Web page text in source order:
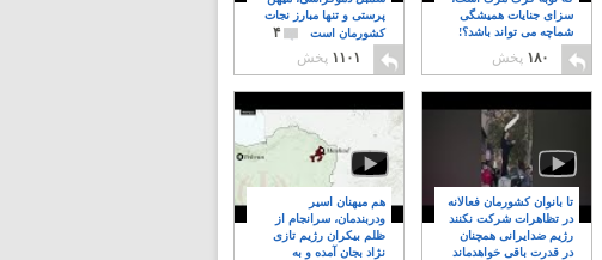
پرستی و تنها مبارز نجات
کشورمان است
۴
۱۱۰۱ پخش
سزای جنایات همیشگی
شماچه می تواند باشد؟!
۸
۱۸۰ پخش
هم میهنان اسیر
ودربندمان، سرانجام از
ظلم بیکران رژیم تازی
نژاد بجان آمده و به
تا بانوان کشورمان فعالانه
در تظاهرات شرکت نکنند
رژیم ضدایرانی همچنان
در قدرت باقی خواهدماند